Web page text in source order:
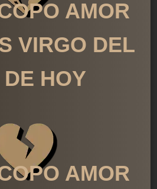
AMOR
VIRGO DEL
HOY
AMOR